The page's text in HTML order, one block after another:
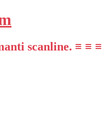
scanline. ≡ ≡ ≡